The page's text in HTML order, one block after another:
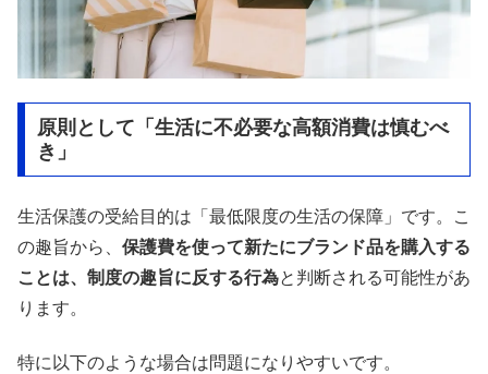
原則として「生活に不必要な高額消費は慎むべ
き」
生活保護の受給目的は「最低限度の生活の保障」です。こ
の趣旨から、 保護費を使って新たにブランド品を購入する
ことは、制度の趣旨に反する行為と判断される可能性があ
ります。
特に以下のような場合は問題になりやすいです。